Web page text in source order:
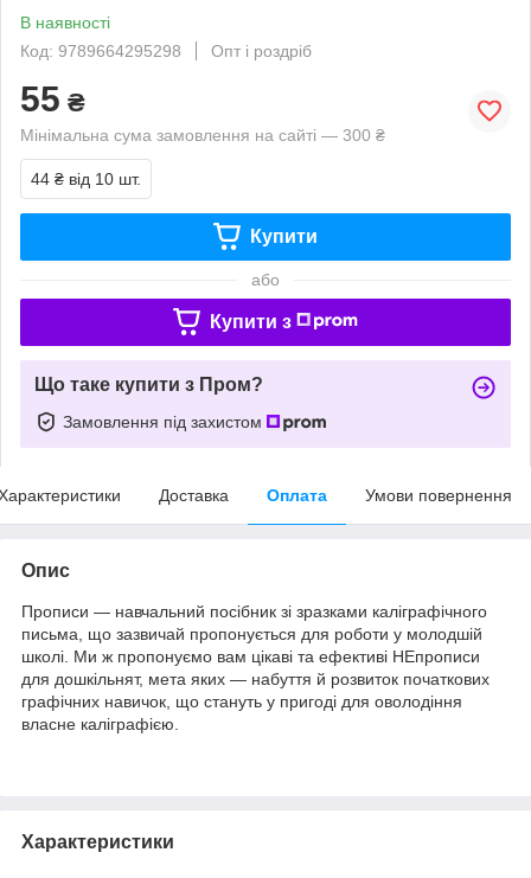
В наявності
Код: 9789664295298
Опт і роздріб
55 ₴
Мінімальна сума замовлення на сайті — 300 ₴
44 ₴ від 10 шт.
Купити
або
Купити з
Що таке купити з Пром?
Замовлення під захистом
Доставка Оплата Умови повернення
Опис
Прописи — навчальний посібник зі зразками каліграфічного
письма, що зазвичай пропонується для роботи у молодшій
школі. Ми ж пропонуємо вам цікаві та ефективі НЕпрописи
для дошкільнят, мета яких — набуття й розвиток початкових
графічних навичок, що стануть у пригоді для оволодіння
власне каліграфією.
Характеристики